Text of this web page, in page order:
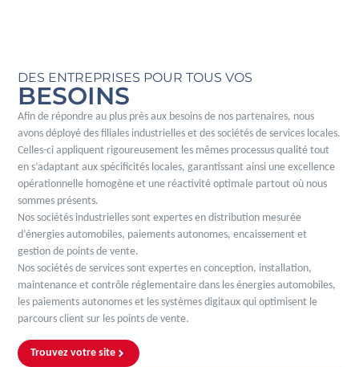
DES ENTREPRISES POUR TOUS VOS
BESOINS
Afin de répondre au plus près aux besoins de nos partenaires, nous
avons déployé des filiales industrielles et des sociétés de services locales.
Celles-ci appliquent rigoureusement les mêmes processus qualité tout
en s’adaptant aux spécificités locales, garantissant ainsi une excellence
opérationnelle homogène et une réactivité optimale partout où nous
sommes présents.
Nos sociétés industrielles sont expertes en distribution mesurée
d’énergies automobiles, paiements autonomes, encaissement et
gestion de points de vente.
Nos sociétés de services sont expertes en conception, installation,
maintenance et contrôle réglementaire dans les énergies automobiles,
les paiements autonomes et les systèmes digitaux qui optimisent le
parcours client sur les points de vente.
Trouvez votre site